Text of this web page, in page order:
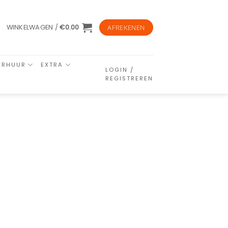
WINKELWAGEN /€0.00 AFREKENEN
EXTRA
LOGIN /
REGISTREREN